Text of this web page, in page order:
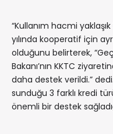
“Kullanım hacmi
yılında kooperatif için
olduğunu belirterek,
Bakanı’nın KKTC
daha destek verildi.”
sunduğu 3 farklı kredi
önemli bir destek